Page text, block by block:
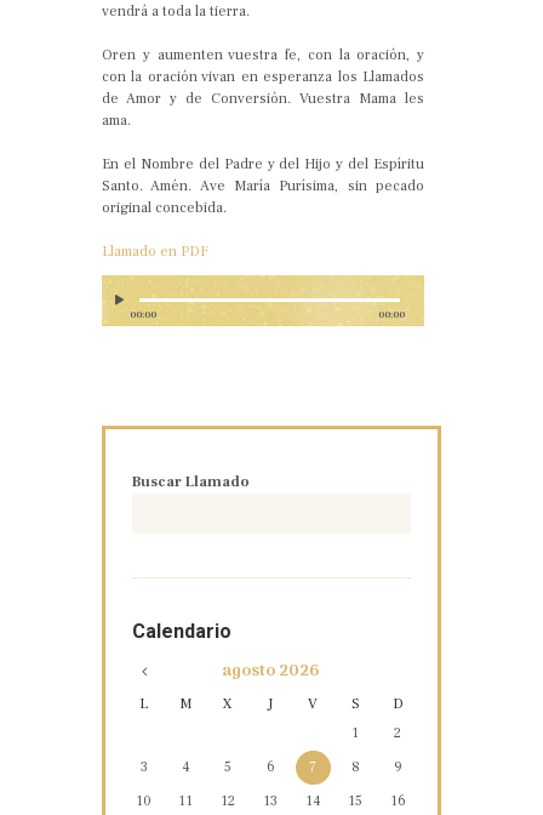
vendrá a toda la tierra.
Oren y aumenten vuestra fe, con la oración, y
con la oración vivan en esperanza los Llamados
de Amor y de Conversión. Vuestra Mama les
ama.
En el Nombre del Padre y del Hijo y del Espíritu
Santo. Amén. Ave María Purísima, sin pecado
original concebida.
Llamado en PDF
00:00 00:00
Buscar Llamado
Calendario
agosto2026
L M X J V S
D
1
2
3
4 5 6 7 8
9
10
11 12 13 14 15
16